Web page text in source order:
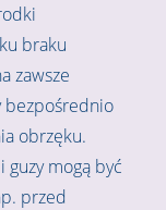
braku
zawsze
bezpośrednio
obrzęku.
guzy mogą być
przed